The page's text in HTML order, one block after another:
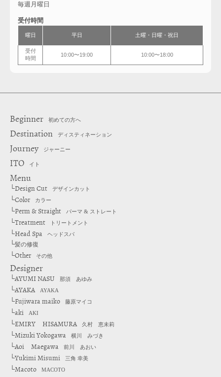
毎週月曜日
受付時間
曜日 平日 土曜・日曜・祝日
受付
時間
10:00〜19:00 10:00〜18:00
Beginner 初めての方へ
Destination ディスティネーション
Journey ジャーニー
ITO イト
Menu
└Design Cut デザインカット
└Color カラー
└Perm & Straight パーマ & ストレート
└Treatment トリートメント
└Head Spa ヘッドスパ
└髪の修復
└Other その他
Designer
└AYUMI NASU 那須 あゆみ
└AYAKA AYAKA
└Fujiwara maiko 藤原マイコ
└aki AKI
└EMIRY HISAMURA 久村 恵未莉
└Mizuki Yokogawa 横川 みづき
└Aoi Maegawa 前川 あおい
└Yukimi Misumi 三角 幸美
└Macoto MACOTO